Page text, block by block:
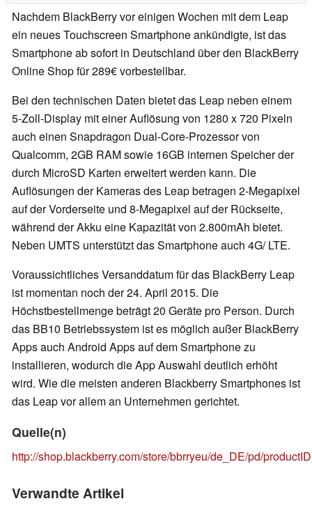
Nachdem BlackBerry vor einigen Wochen mit dem Leap
ein neues Touchscreen Smartphone ankündigte, ist das
Smartphone ab sofort in Deutschland über den BlackBerry
Online Shop für 289€ vorbestellbar.
Bei den technischen Daten bietet das Leap neben einem
5-Zoll-Display mit einer Auflösung von 1280 x 720 Pixeln
auch einen Snapdragon Dual-Core-Prozessor von
Qualcomm, 2GB RAM sowie 16GB internen Speicher der
durch MicroSD Karten erweitert werden kann. Die
Auflösungen der Kameras des Leap betragen 2-Megapixel
auf der Vorderseite und 8-Megapixel auf der Rückseite,
während der Akku eine Kapazität von 2.800mAh bietet.
Neben UMTS unterstützt das Smartphone auch 4G/ LTE.
Voraussichtliches Versanddatum für das BlackBerry Leap
ist momentan noch der 24. April 2015. Die
Höchstbestellmenge beträgt 20 Geräte pro Person. Durch
das BB10 Betriebssystem ist es möglich außer BlackBerry
Apps auch Android Apps auf dem Smartphone zu
installieren, wodurch die App Auswahl deutlich erhöht
wird. Wie die meisten anderen Blackberry Smartphones ist
das Leap vor allem an Unternehmen gerichtet.
Quelle(n)
http://shop.blackberry.com/store/bbrryeu/de_DE/pd/
Verwandte Artikel